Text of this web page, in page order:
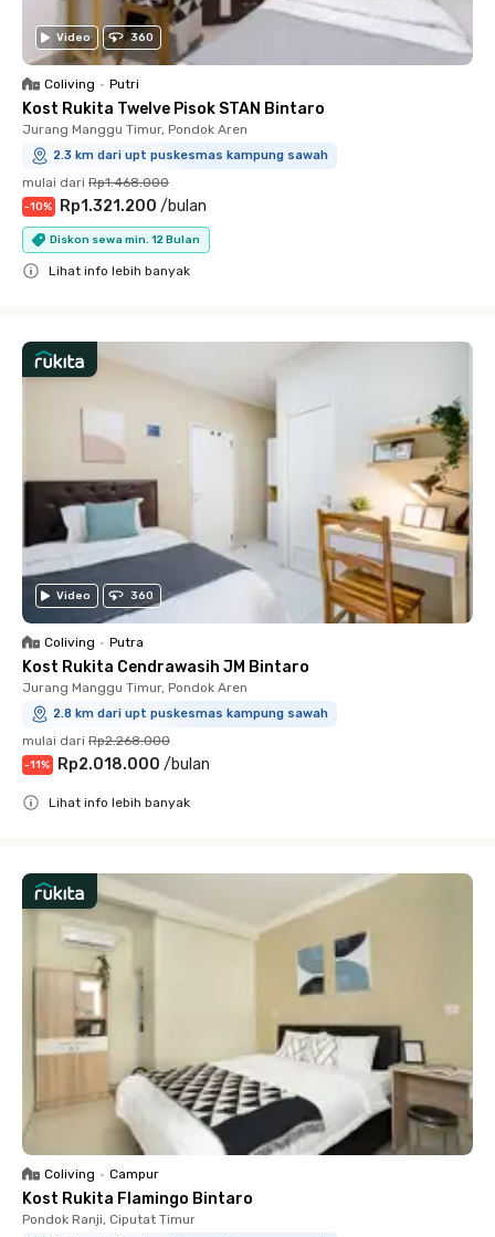
Video 360
Coliving • Putri
Kost Rukita Twelve Pisok STAN Bintaro
Jurang Manggu Timur, Pondok Aren
2.3 km dari upt puskesmas kampung sawah
mulai dari Rp1.468.000
-10% Rp1.321.200 /bulan
Diskon sewa min. 12 Bulan
Lihat info lebih banyak
Video 360
Coliving • Putra
Kost Rukita Cendrawasih JM Bintaro
Jurang Manggu Timur, Pondok Aren
2.8 km dari upt puskesmas kampung sawah
mulai dari Rp2.268.000
-11% Rp2.018.000 /bulan
Lihat info lebih banyak
Coliving • Campur
Kost Rukita Flamingo Bintaro
Pondok Ranji, Ciputat Timur